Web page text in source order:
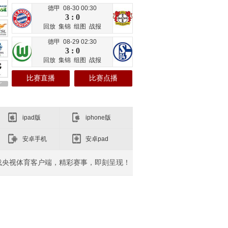
德甲 08-30 00:30
3 : 0
回放 集锦 组图 战报
德甲 08-29 02:30
3 : 0
回放 集锦 组图 战报
比赛直播 比赛点播
ipad版 iphone版
安卓手机 安卓pad
央视体育客户端，精彩赛事，即刻呈现！